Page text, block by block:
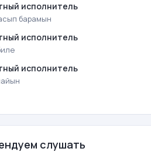
исполнитель
барамын
исполнитель
исполнитель
слушать